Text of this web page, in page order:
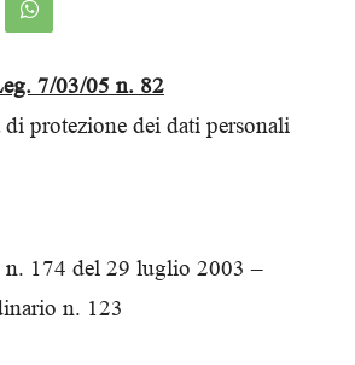
7/03/05 n. 82
protezione dei dati personali
n. 174 del 29 luglio 2003 –
n. 123